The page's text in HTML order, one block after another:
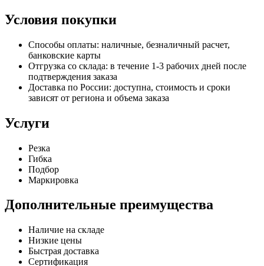
Условия покупки
Способы оплаты: наличные, безналичный расчет,
банковские карты
Отгрузка со склада: в течение 1-3 рабочих дней после
подтверждения заказа
Доставка по России: доступна, стоимость и сроки
зависят от региона и объема заказа
Услуги
Резка
Гибка
Подбор
Маркировка
Дополнительные преимущества
Наличие на складе
Низкие цены
Быстрая доставка
Сертификация